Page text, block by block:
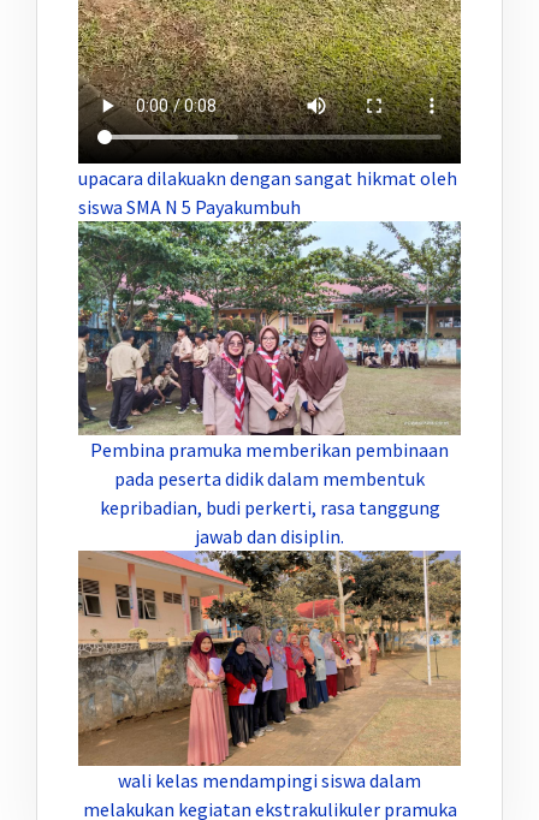
upacara dilakuakn dengan sangat hikmat oleh
siswa SMA N 5 Payakumbuh
Pembina pramuka memberikan pembinaan
pada peserta didik dalam membentuk
kepribadian, budi perkerti, rasa tanggung
jawab dan disiplin.
wali kelas mendampingi siswa dalam
melakukan kegiatan ekstrakulikuler pramuka